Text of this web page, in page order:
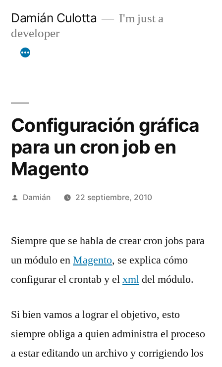
contenido
Damián Culotta
I'm just a
developer
Configuración gráfica
para un cron job en
Magento
Publicado
Damián 22 septiembre, 2010
Siempre que se habla de crear cron jobs para
un módulo enMagento, se explica cómo
configurar el crontab y elxmldel módulo.
Si bien vamos a lograr el objetivo, esto
siempre obliga a quien administra el proceso
a estar editando un archivo y corrigiendo los